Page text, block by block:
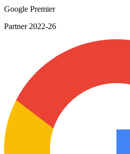
Google Premier